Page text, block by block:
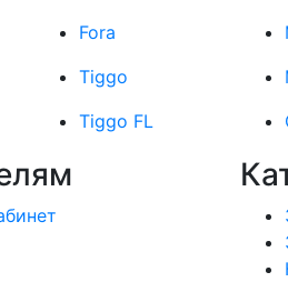
Fora
Tiggo
Tiggo FL